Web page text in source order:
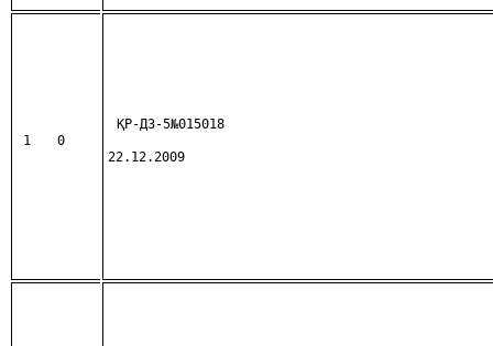
1 0
ҚР-ДЗ-5№015018
22.12.2009